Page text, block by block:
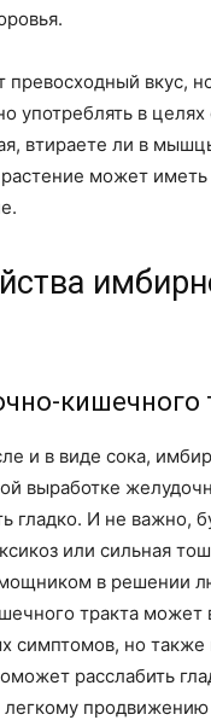
вкус,
употреблять в
втираете ли в
растение может
кишечного
и в виде сока,
выработке
гладко. И не важно,
или сильная
в решении
тракта может
симптомов, но также
расслабить
легкому